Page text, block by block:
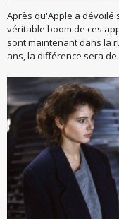
Après qu'Apple a dévoilé
véritable boom de ces
sont maintenant dans la
ans, la différence sera